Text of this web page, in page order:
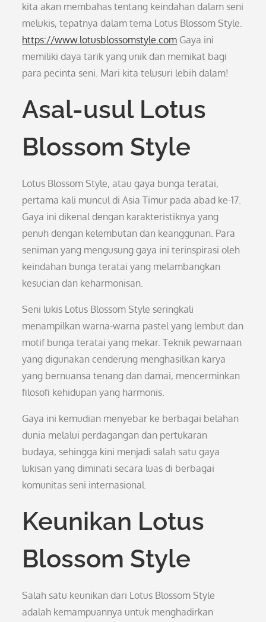
kita akan membahas tentang keindahan dalam seni
melukis, tepatnya dalam tema Lotus Blossom Style.
https://www.lotusblossomstyle.com Gaya ini
memiliki daya tarik yang unik dan memikat bagi
para pecinta seni. Mari kita telusuri lebih dalam!
Asal-usul Lotus
Blossom Style
Lotus Blossom Style, atau gaya bunga teratai,
pertama kali muncul di Asia Timur pada abad ke-17.
Gaya ini dikenal dengan karakteristiknya yang
penuh dengan kelembutan dan keanggunan. Para
seniman yang mengusung gaya ini terinspirasi oleh
keindahan bunga teratai yang melambangkan
kesucian dan keharmonisan.
Seni lukis Lotus Blossom Style seringkali
menampilkan warna-warna pastel yang lembut dan
motif bunga teratai yang mekar. Teknik pewarnaan
yang digunakan cenderung menghasilkan karya
yang bernuansa tenang dan damai, mencerminkan
filosofi kehidupan yang harmonis.
Gaya ini kemudian menyebar ke berbagai belahan
dunia melalui perdagangan dan pertukaran
budaya, sehingga kini menjadi salah satu gaya
lukisan yang diminati secara luas di berbagai
komunitas seni internasional.
Keunikan Lotus
Blossom Style
Salah satu keunikan dari Lotus Blossom Style
adalah kemampuannya untuk menghadirkan